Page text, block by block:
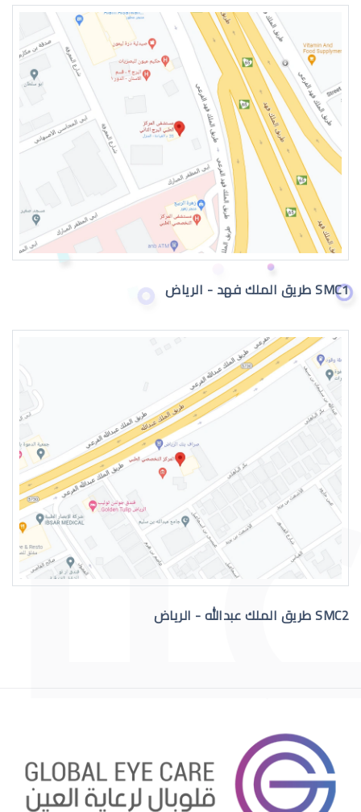
طبيب عيون اطفال في الرياض
دكتور عيون
دكتور عيون واتس اب
رقم دكتور عيون للاستشاره
افضل دكتور عيون اطفال بالرياض
SMC1 طريق الملك فهد - الرياض
SMC2 طريق الملك عبدالله - الرياض